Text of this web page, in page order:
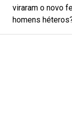
viraram o novo
homens